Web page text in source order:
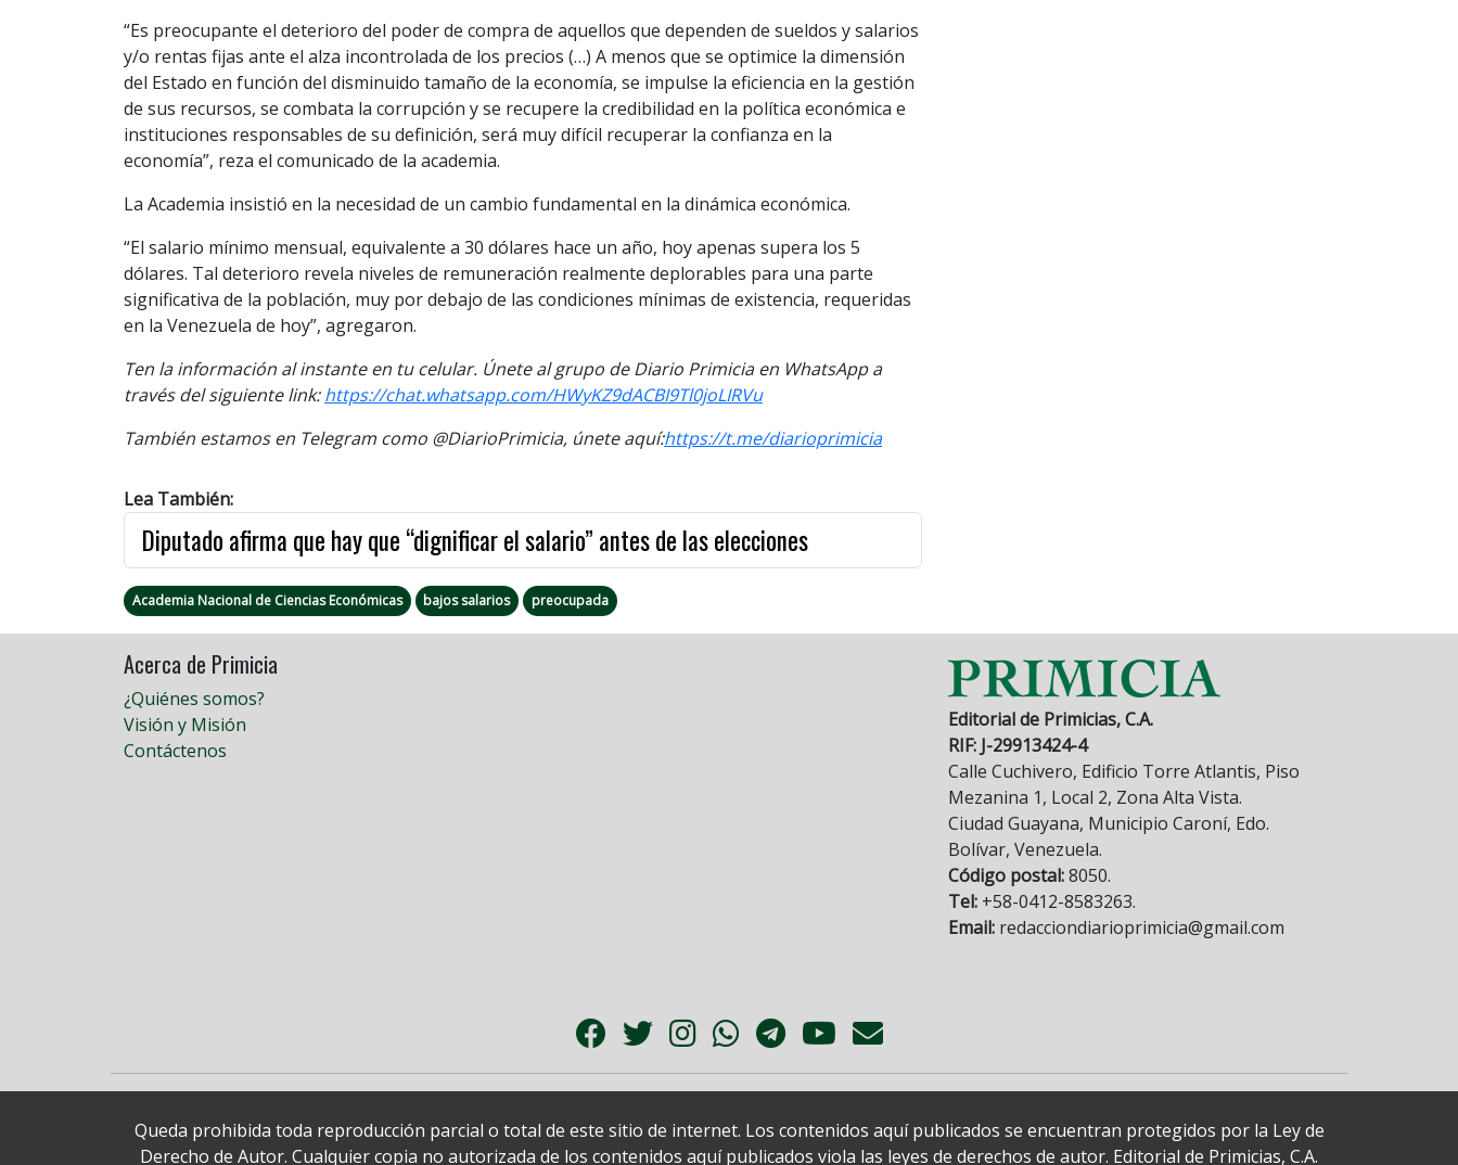
“Es preocupante el deterioro del poder de compra de aquellos que dependen de sueldos y salarios
y/o rentas fijas ante el alza incontrolada de los precios (…) A menos que se optimice la dimensión
del Estado en función del disminuido tamaño de la economía, se impulse la eficiencia en la gestión
de sus recursos, se combata la corrupción y se recupere la credibilidad en la política económica e
instituciones responsables de su definición, será muy difícil recuperar la confianza en la
economía”, reza el comunicado de la academia.
La Academia insistió en la necesidad de un cambio fundamental en la dinámica económica.
“El salario mínimo mensual, equivalente a 30 dólares hace un año, hoy apenas supera los 5
dólares. Tal deterioro revela niveles de remuneración realmente deplorables para una parte
significativa de la población, muy por debajo de las condiciones mínimas de existencia, requeridas
en la Venezuela de hoy”, agregaron.
Ten la información al instante en tu celular. Únete al grupo de Diario Primicia en WhatsApp a
través del siguiente link:https://chat.whatsapp.com/HWyKZ9dACBI9Tl0joLIRVu
También estamos en Telegram como @DiarioPrimicia, únete aquí:https://t.me/diarioprimicia
Lea También:
Diputado afirma que hay que “dignificar el salario” antes de las elecciones
Academia Nacional de Ciencias Económicas bajos salarios preocupada
Acerca de Primicia
¿Quiénes somos?
Visión y Misión
Contáctenos
Editorial de Primicias, C.A.
RIF: J-29913424-4
Calle Cuchivero, Edificio Torre Atlantis, Piso
Mezanina 1, Local 2, Zona Alta Vista.
Ciudad Guayana, Municipio Caroní, Edo.
Bolívar, Venezuela.
Código postal:8050.
Tel: +58-0412-8583263.
Email: redacciondiarioprimicia@gmail.com
Queda prohibida toda reproducción parcial o total de este sitio de internet. Los contenidos aquí publicados se encuentran protegidos por la Ley de
Derecho de Autor. Cualquier copia no autorizada de los contenidos aquí publicados viola las leyes de derechos de autor. Editorial de Primicias, C.A.